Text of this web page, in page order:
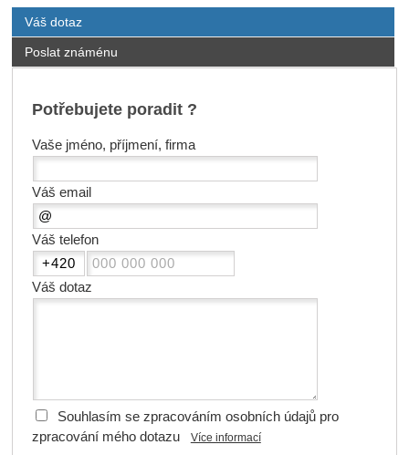
Váš dotaz
Poslat známénu
Potřebujete poradit ?
Vaše jméno, příjmení, firma
Váš email
Váš telefon
Váš dotaz
Souhlasím se zpracováním osobních údajů pro
zpracování mého dotazu
Více informací